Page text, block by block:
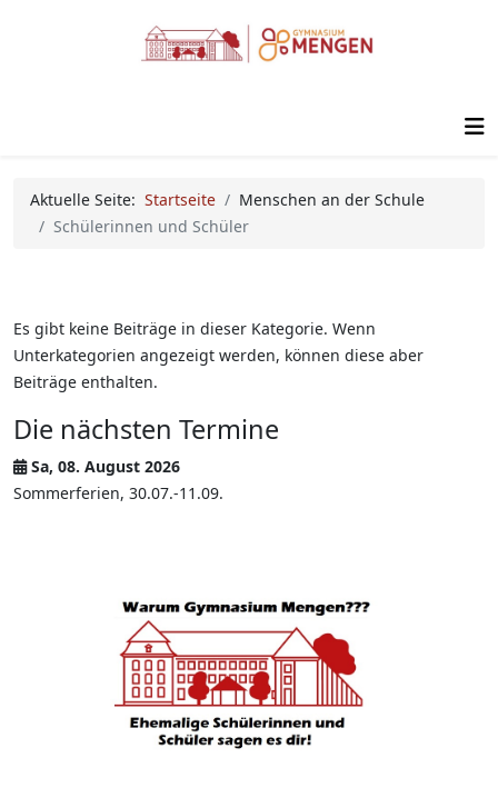
Aktuelle Seite: Startseite
Menschen an der Schule
Schülerinnen und Schüler
Es gibt keine Beiträge in dieser Kategorie. Wenn
Unterkategorien angezeigt werden, können diese aber
Beiträge enthalten.
Die nächsten Termine
Sa, 08. August 2026
Sommerferien, 30.07.-11.09.